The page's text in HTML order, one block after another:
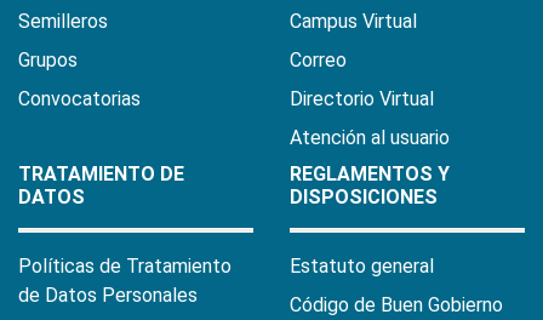
Semilleros
Grupos
Convocatorias
Campus Virtual
Correo
Directorio Virtual
Atención al usuario
TRATAMIENTO DE
DATOS
Políticas de Tratamiento
de Datos Personales
REGLAMENTOS Y
DISPOSICIONES
Estatuto general
Código de Buen Gobierno